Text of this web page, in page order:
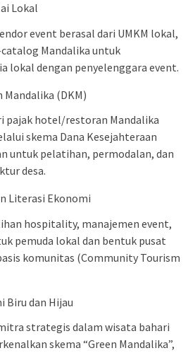
Lokal
event berasal dari UMKM lokal,
Mandalika untuk
lokal dengan penyelenggara event.
Mandalika (DKM)
pajak hotel/restoran Mandalika
skema Dana Kesejahteraan
untuk pelatihan, permodalan, dan
desa.
Literasi Ekonomi
hospitality, manajemen event,
pemuda lokal dan bentuk pusat
komunitas (Community Tourism
Biru dan Hijau
strategis dalam wisata bahari
skema “Green Mandalika”,